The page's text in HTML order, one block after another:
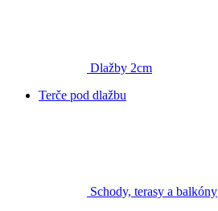
Dlažby 2cm
Terče pod dlažbu
Schody, terasy a balkóny